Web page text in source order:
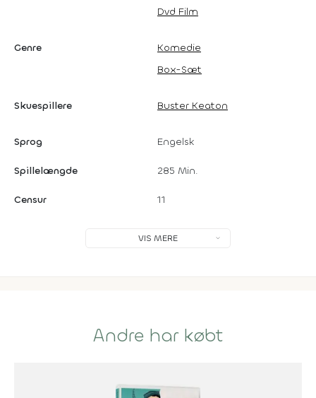
Dvd Film
Genre
Komedie
Box-Sæt
Skuespillere Buster Keaton
Sprog Engelsk
Spillelængde 285 Min.
Censur 11
VIS MERE
Andre har købt